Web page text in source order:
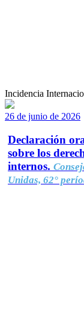
Incidencia
26 de junio de 2026
Declaración
sobre los
internos.
Unidas, 62°